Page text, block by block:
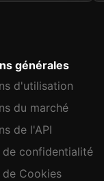
générales
d'utilisation
du marché
de l'API
de confidentialité
Cookies